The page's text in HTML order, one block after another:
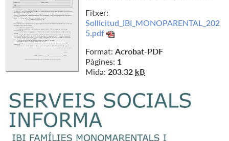
Fitxer:
Sollicitud_IBI_MONOPARENTAL_202
5.pdf
Format: Acrobat-PDF
Pàgines: 1
Mida: 203.32 kB